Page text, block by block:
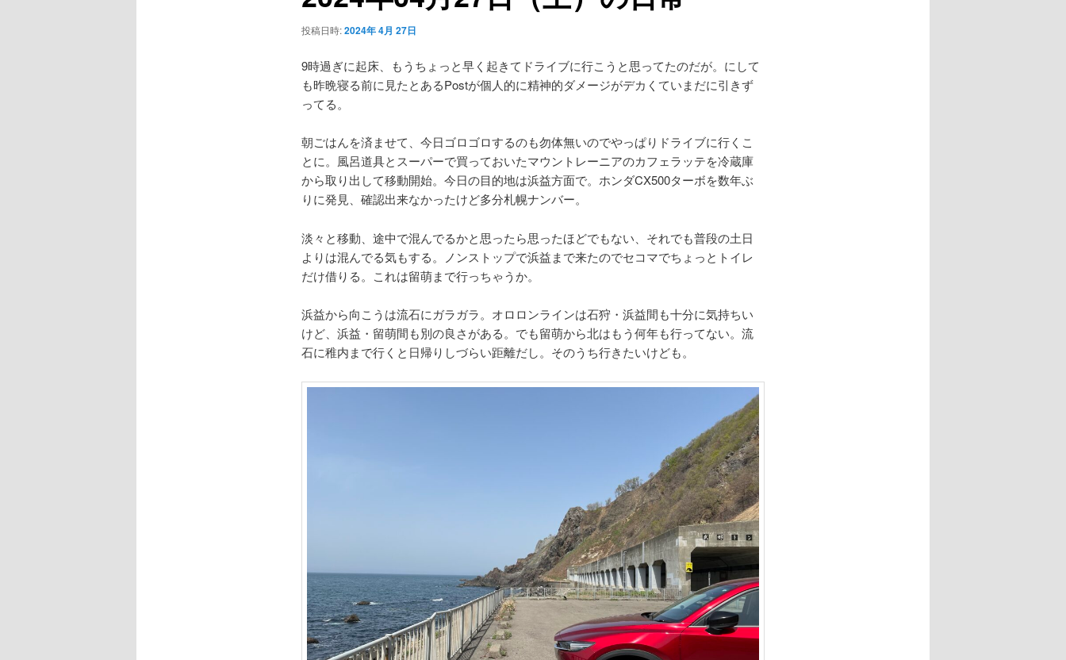
投稿日時:2024年 4月 27日
9時過ぎに起床、もうちょっと早く起きてドライブに行こうと思ってたのだが。にして
も昨晩寝る前に見たとあるPostが個人的に精神的ダメージがデカくていまだに引きず
ってる。
朝ごはんを済ませて、今日ゴロゴロするのも勿体無いのでやっぱりドライブに行くこ
とに。風呂道具とスーパーで買っておいたマウントレーニアのカフェラッテを冷蔵庫
から取り出して移動開始。今日の目的地は浜益方面で。ホンダCX500ターボを数年ぶ
りに発見、確認出来なかったけど多分札幌ナンバー。
淡々と移動、途中で混んでるかと思ったら思ったほどでもない、それでも普段の土日
よりは混んでる気もする。ノンストップで浜益まで来たのでセコマでちょっとトイレ
だけ借りる。これは留萌まで行っちゃうか。
浜益から向こうは流石にガラガラ。オロロンラインは石狩・浜益間も十分に気持ちい
けど、浜益・留萌間も別の良さがある。でも留萌から北はもう何年も行ってない。流
石に稚内まで行くと日帰りしづらい距離だし。そのうち行きたいけども。